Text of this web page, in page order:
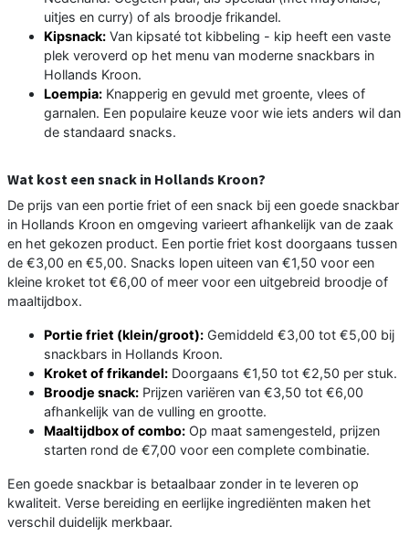
uitjes en curry) of als broodje frikandel.
Kipsnack: Van kipsaté tot kibbeling - kip heeft een vaste
plek veroverd op het menu van moderne snackbars in
Hollands Kroon.
Loempia: Knapperig en gevuld met groente, vlees of
garnalen. Een populaire keuze voor wie iets anders wil dan
de standaard snacks.
Wat kost een snack in Hollands Kroon?
De prijs van een portie friet of een snack bij een goede snackbar
in Hollands Kroon en omgeving varieert afhankelijk van de zaak
en het gekozen product. Een portie friet kost doorgaans tussen
de €3,00 en €5,00. Snacks lopen uiteen van €1,50 voor een
kleine kroket tot €6,00 of meer voor een uitgebreid broodje of
maaltijdbox.
Portie friet (klein/groot): Gemiddeld €3,00 tot €5,00 bij
snackbars in Hollands Kroon.
Kroket of frikandel: Doorgaans €1,50 tot €2,50 per stuk.
Broodje snack: Prijzen variëren van €3,50 tot €6,00
afhankelijk van de vulling en grootte.
Maaltijdbox of combo: Op maat samengesteld, prijzen
starten rond de €7,00 voor een complete combinatie.
Een goede snackbar is betaalbaar zonder in te leveren op
kwaliteit. Verse bereiding en eerlijke ingrediënten maken het
verschil duidelijk merkbaar.